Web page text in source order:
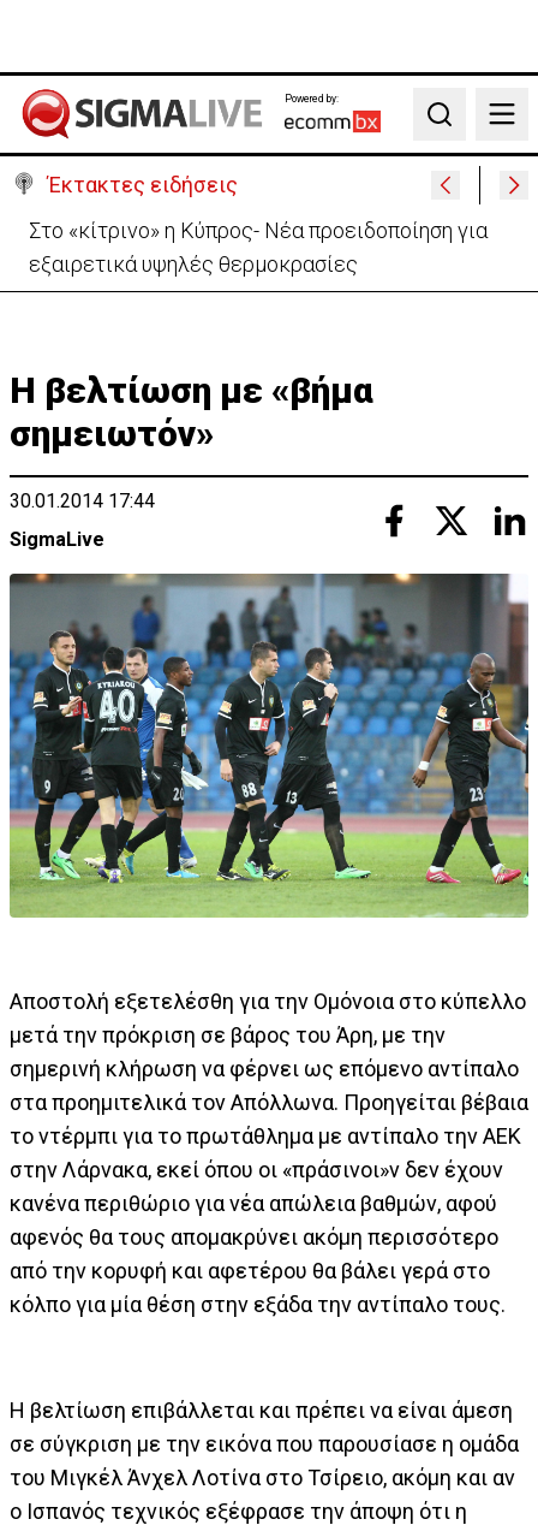
Powered by:
Search
Έκτακτες ειδήσεις
Ανοίγει από αύριο η οδική πρόσβαση στις Αφίξεις
του Αεροδρομίου Λάρνακας
Η βελτίωση με «βήμα
σημειωτόν»
30.01.2014 17:44
SigmaLive
Αποστολή εξετελέσθη για την Ομόνοια στο κύπελλο
μετά την πρόκριση σε βάρος του Άρη, με την
σημερινή κλήρωση να φέρνει ως επόμενο αντίπαλο
στα προημιτελικά τον Απόλλωνα. Προηγείται βέβαια
το ντέρμπι για το πρωτάθλημα με αντίπαλο την ΑΕΚ
στην Λάρνακα, εκεί όπου οι «πράσινοι»ν δεν έχουν
κανένα περιθώριο για νέα απώλεια βαθμών, αφού
αφενός θα τους απομακρύνει ακόμη περισσότερο
από την κορυφή και αφετέρου θα βάλει γερά στο
κόλπο για μία θέση στην εξάδα την αντίπαλο τους.
Η βελτίωση επιβάλλεται και πρέπει να είναι άμεση
σε σύγκριση με την εικόνα που παρουσίασε η ομάδα
του Μιγκέλ Άνχελ Λοτίνα στο Τσίρειο, ακόμη και αν
ο Ισπανός τεχνικός εξέφρασε την άποψη ότι η